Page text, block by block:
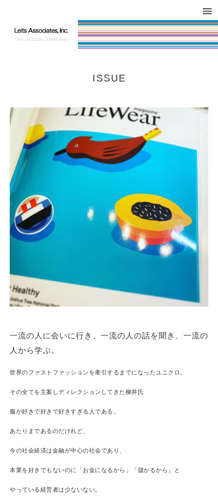
ISSUE
一流の人に会いに行き、一流の人の話を聞き、一流の
人から学ぶ。
世界のファストファッションを牽引するまでになったユニクロ。
その全てを主案しディレクションしてきた柳井氏
服が好きで好きで好きすぎる人である。
あたりまであるのだけれど、
今の社会経済は金融が中心の社会であり、
本業を好きでもないのに「お金になるから」「儲かるから」と
やっている経営者は少ないない。